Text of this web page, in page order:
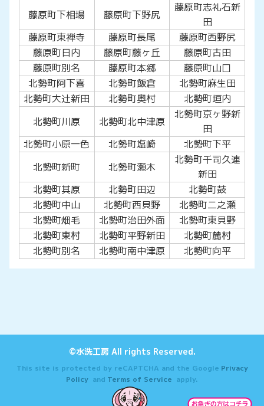
藤原町下相場
藤原町下野尻
藤原町志礼石新
田
藤原町東禅寺
藤原町長尾
藤原町西野尻
藤原町日内
藤原町藤ヶ丘
藤原町古田
藤原町別名
藤原町本郷
藤原町山口
北勢町阿下喜
北勢町飯倉
北勢町麻生田
北勢町大辻新田
北勢町奥村
北勢町垣内
北勢町川原
北勢町北中津原
北勢町京ヶ野新
田
北勢町小原一色
北勢町塩崎
北勢町下平
北勢町新町
北勢町瀬木
北勢町千司久連
新田
北勢町其原
北勢町田辺
北勢町鼓
北勢町中山
北勢町西貝野
北勢町二之瀬
北勢町畑毛
北勢町治田外面
北勢町東貝野
北勢町東村
北勢町平野新田
北勢町麓村
北勢町別名
北勢町南中津原 北勢町向平
©水洗工房 All rights Reserved.
This site is protected by reCAPTCHA and the Google Privacy
Policy and Terms of Service apply.